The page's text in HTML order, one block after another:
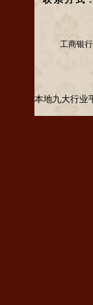
工商银
本地九大行业